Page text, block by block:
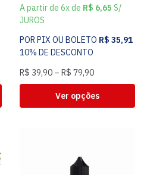
A partir de 6x de R$ 6,65 S/
JUROS
POR PIX OU BOLETO R$ 35,91
10% DE DESCONTO
R$ 39,90 – R$ 79,90
Ver opções